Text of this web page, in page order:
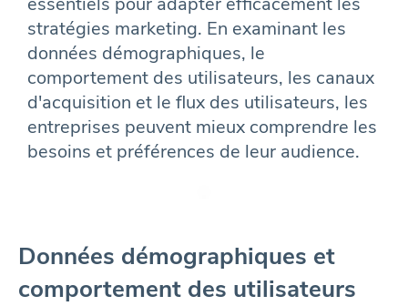
stratégies marketing. En examinant les
données démographiques, le
comportement des utilisateurs, les canaux
d'acquisition et le flux des utilisateurs, les
entreprises peuvent mieux comprendre les
besoins et préférences de leur audience.
Données démographiques et
comportement des utilisateurs